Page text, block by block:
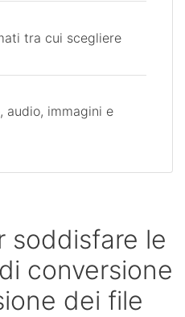
tra cui scegliere
audio, immagini e
soddisfare le
conversione
dei file